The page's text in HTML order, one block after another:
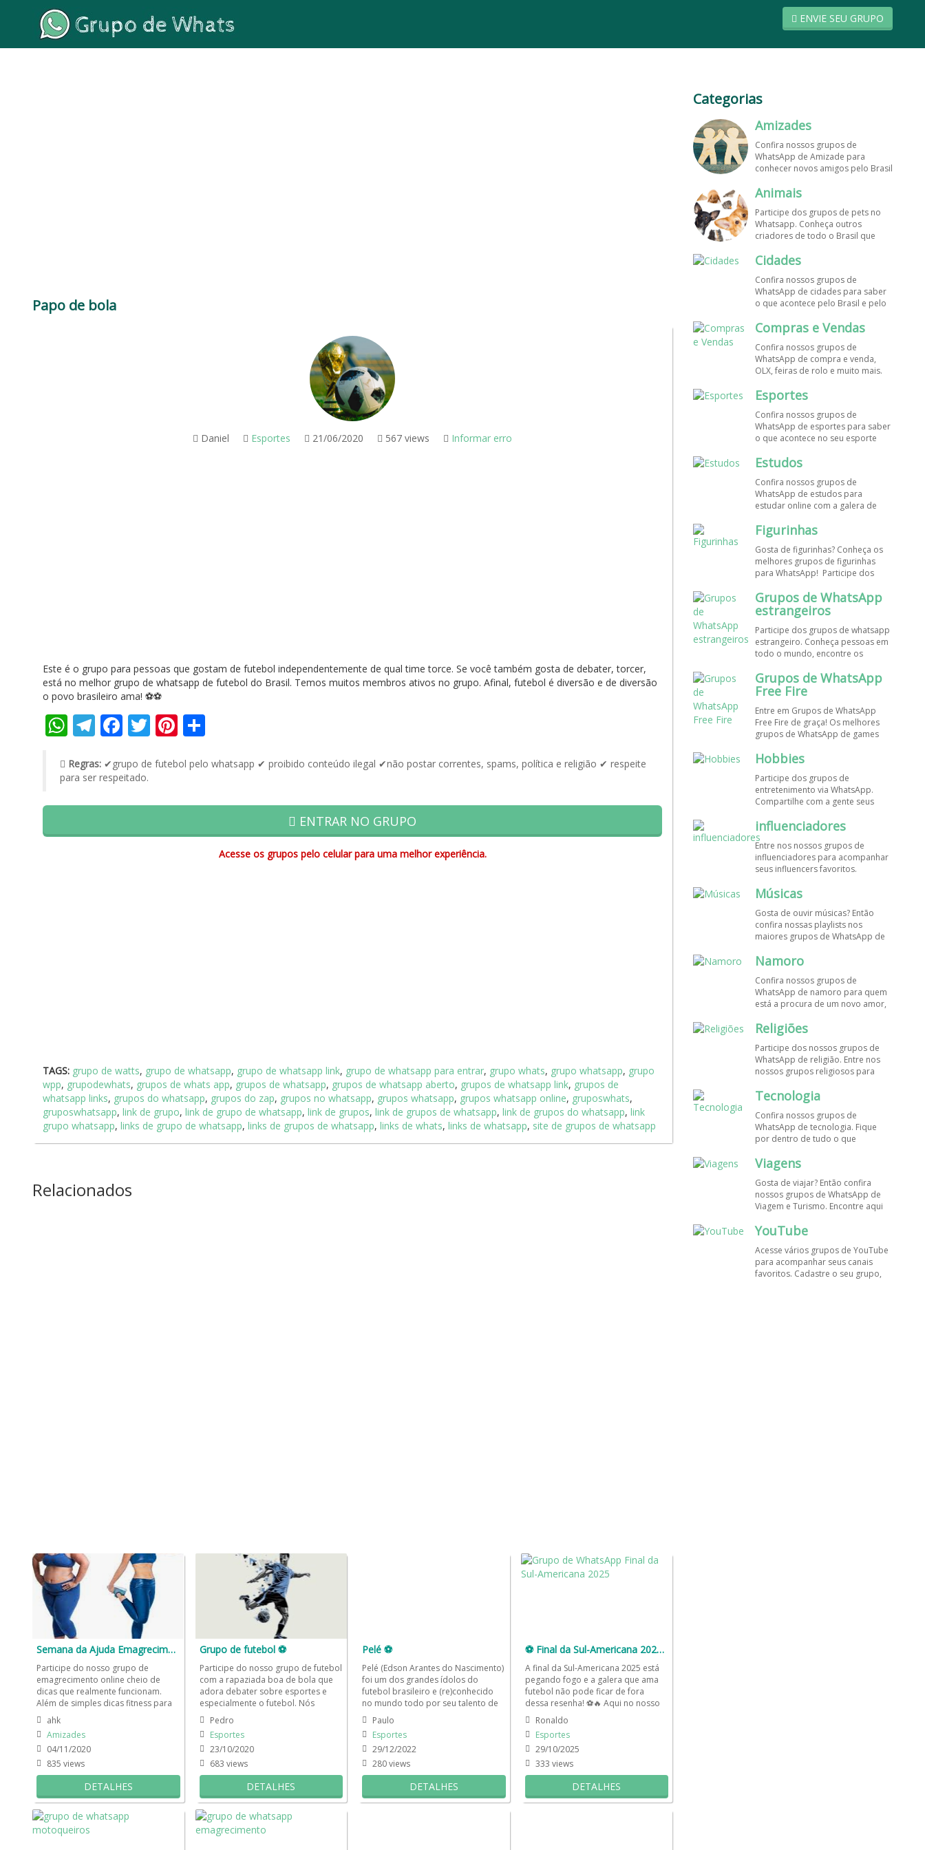
ENVIE SEU GRUPO
Papo de bola
Daniel Esportes 21/06/2020 567 views Informar erro
Este é o grupo para pessoas que gostam de futebol independentemente de qual time torce. Se você também gosta de debater, torcer,
está no melhor grupo de whatsapp de futebol do Brasil. Temos muitos membros ativos no grupo. Afinal, futebol é diversão e de diversão
o povo brasileiro ama! ⚽⚽
WhatsApp
Telegram
Facebook
TwitterPinterest
Regras: ✔grupo de futebol pelo whatsapp ✔ proibido conteúdo ilegal ✔não postar correntes, spams, política e religião ✔ respeite
para ser respeitado.
ENTRAR NO GRUPO
Acesse os grupos pelo celular para uma melhor experiência.
TAGS: grupo de watts, grupo de whatsapp, grupo de whatsapp link, grupo de whatsapp para entrar, grupo whats, grupo whatsapp, grupo
wpp, grupodewhats, grupos de whats app, grupos de whatsapp, grupos de whatsapp aberto, grupos de whatsapp link, grupos de
whatsapp links, grupos do whatsapp, grupos do zap, grupos no whatsapp, grupos whatsapp, grupos whatsapp online, gruposwhats,
gruposwhatsapp, link de grupo, link de grupo de whatsapp, link de grupos, link de grupos de whatsapp, link de grupos do whatsapp, link
grupo whatsapp, links de grupo de whatsapp, links de grupos de whatsapp, links de whats, links de whatsapp, site de grupos de whatsapp
Relacionados
Semana da Ajuda Emagrecimento
Participe do nosso grupo de
emagrecimento online cheio de
dicas que realmente funcionam.
Além de simples dicas fitness para
manter o peso e/ou queimar
aquelas...
ahk
Amizades
04/11/2020
835 views
DETALHES
Grupo de futebol ⚽️
Participe do nosso grupo de futebol
com a rapaziada boa de bola que
adora debater sobre esportes e
especialmente o futebol. Nós
brasileiros somos apaixonados...
Pedro
Esportes
23/10/2020
683 views
DETALHES
Pelé ⚽
Pelé (Edson Arantes do Nascimento)
foi um dos grandes ídolos do
futebol brasileiro e (re)conhecido
no mundo todo por seu talento de
jogador. Pelé fez mais de...
Paulo
Esportes
29/12/2022
280 views
DETALHES
⚽ Final da Sul-Americana 2025 🥅
A final da Sul-Americana 2025 está
pegando fogo e a galera que ama
futebol não pode ficar de fora
dessa resenha! ⚽🔥 Aqui no nosso
grupo de WhatsApp, o...
Ronaldo
Esportes
29/10/2025
333 views
DETALHES
Categorias
Amizades
Confira nossos grupos de
WhatsApp de Amizade para
conhecer novos amigos pelo Brasil
melhores grupos de WhatsApp é
Animais
Participe dos grupos de pets no
Whatsapp. Conheça outros
criadores de todo o Brasil que
trocar dicas sobre como cuidar
grupos de WhatsApp de graça!
Cidades
Confira nossos grupos de
WhatsApp de cidades para saber
o que acontece pelo Brasil e pelo
grupos de WhatsApp é de graça!
Compras e Vendas
Confira nossos grupos de
WhatsApp de compra e venda,
OLX, feiras de rolo e muito mais.
de WhatsApp é de grátis! Entre
agora!
Esportes
Confira nossos grupos de
WhatsApp de esportes para saber
o que acontece no seu esporte
melhores grupos de WhatsApp é
Estudos
Confira nossos grupos de
WhatsApp de estudos para
estudar online com a galera de
melhores grupos de WhatsApp é
de graça!
Figurinhas
Gosta de figurinhas? Conheça os
melhores grupos de figurinhas
para WhatsApp! Participe dos
figurinhas e stickers grátis.
Encontre aqui os melhores grupos
de WhatsApp e bombe seu perfil!
Grupos de WhatsApp
estrangeiros
Participe dos grupos de whatsapp
estrangeiro. Conheça pessoas em
todo o mundo, encontre os
Encontre esses e mais grupos de
WhatsApp de graça!
Grupos de WhatsApp
Free Fire
Entre em Grupos de WhatsApp
Free Fire de graça! Os melhores
grupos de WhatsApp de games
grupos de whats e faça novos
Hobbies
Participe dos grupos de
entretenimento via WhatsApp.
Compartilhe com a gente seus
os melhores grupos de WhatsApp,
é grátis e divertido!
influenciadores
Entre nos nossos grupos de
influenciadores para acompanhar
seus influencers favoritos.
em todo o Brasil e o mundo!
seus seguidores!
Músicas
Gosta de ouvir músicas? Então
confira nossas playlists nos
maiores grupos de WhatsApp de
melhores grupos de WhatsApp é
Namoro
Confira nossos grupos de
WhatsApp de namoro para quem
está a procura de um novo amor,
mais grupos de WhatsApp é de
graça!
Religiões
Participe dos nossos grupos de
WhatsApp de religião. Entre nos
nossos grupos religiosos para
só fé! Entre agora!
Tecnologia
Confira nossos grupos de
WhatsApp de tecnologia. Fique
por dentro de tudo o que
Aqui tem os grupos de WhatsApp
é de graça!
Viagens
Gosta de viajar? Então confira
nossos grupos de WhatsApp de
Viagem e Turismo. Encontre aqui
é de graça! Compartilhe com os
YouTube
Acesse vários grupos de YouTube
para acompanhar seus canais
favoritos. Cadastre o seu grupo,